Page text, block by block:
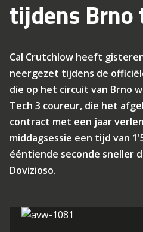
tijdens Brno
Cal Crutchlow heeft
neergezet tijdens de
die op het circuit van Brno
Tech 3 coureur, die het
contract met een jaar
middagsessie een tijd van
ééntiende seconde sneller
Dovizioso.